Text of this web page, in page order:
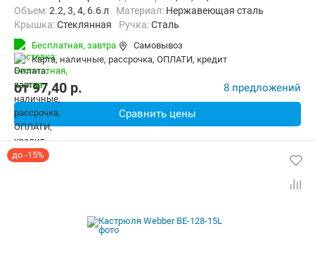
объем:2.2, 3, 4, 6.6 л материал: Нержавеющая сталь
крышка:Стеклянная ручка:Сталь
Бесплатная, завтра
Самовывоз
карта, наличные, рассрочка, ОПЛАТИ, кредит
от97,40 p. 8 предложений
Сравнить цены
до -15%